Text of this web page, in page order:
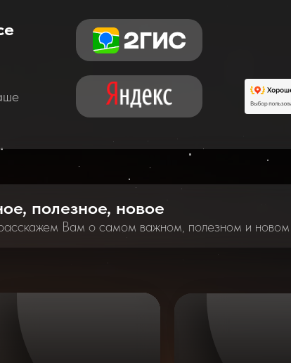
полезное, новое
Вам о самом важном, полезном и новом